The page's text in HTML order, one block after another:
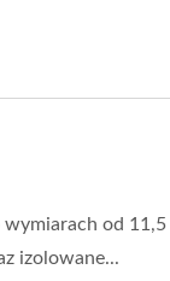
od
izolowane...